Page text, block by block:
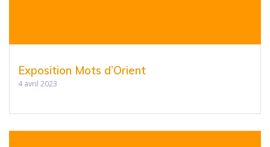
Exposition Mots d’Orient
4 avril 2023